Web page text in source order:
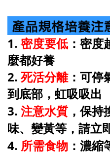
1.密度要低 ：密
麼都好養
2. 死活分離：可停
到底部，虹吸吸出
3. 注意水質 ，保持
味、變黃等，請立
4. 所需食物 ：濃縮